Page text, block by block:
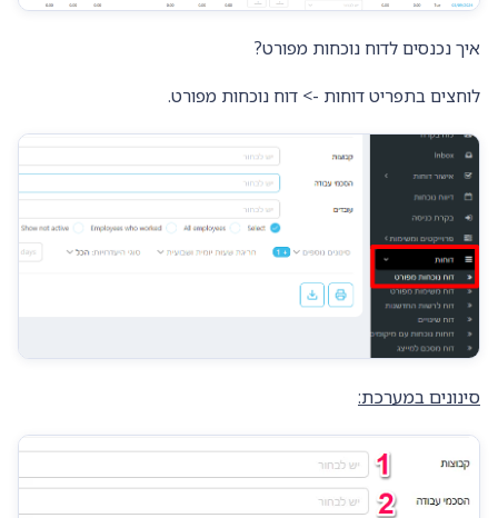
איך נכנסים לדוח נוכחות מפורט?
לוחצים בתפריט דוחות -> דוח נוכחות מפורט.
סינונים במערכת: